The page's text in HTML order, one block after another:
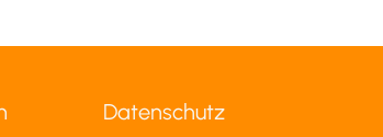
Datenschutz